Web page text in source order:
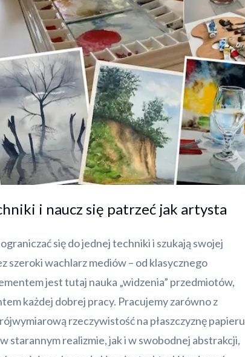
i naucz się patrzeć jak artysta
się do jednej techniki i szukają swojej
szeroki wachlarz mediów – od klasycznego
jest tutaj nauka „widzenia” przedmiotów,
każdej dobrej pracy. Pracujemy zarówno z
rzeczywistość na płaszczyznę papieru
starannym realizmie, jak i w swobodnej abstrakcji,